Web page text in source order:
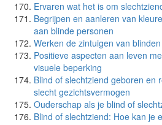
Ervaren wat het is om
Begrijpen en aanleren van
aan blinde personen
Werken de zintuigen van
Positieve aspecten aan leven
visuele beperking
Blind of slechtziend geboren en
slecht gezichtsvermogen
Ouderschap als je blind of
Blind of slechtziend: Hoe kan je